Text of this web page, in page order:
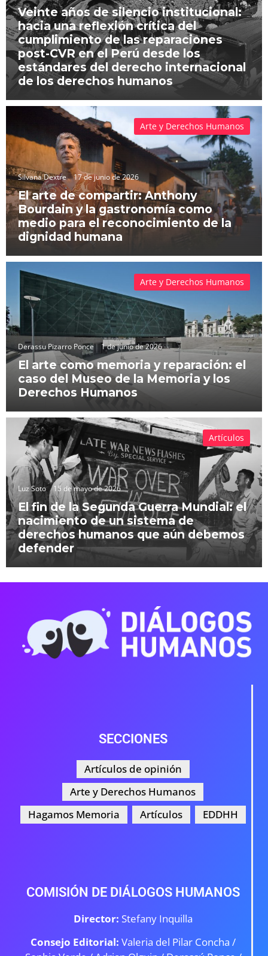
Veinte años de silencio institucional:
hacia una reflexión crítica del
cumplimiento de las reparaciones
post-CVR en el Perú desde los
estándares del derecho internacional
de los derechos humanos
Silvana Dextre 17 de junio de 2026
El arte de compartir: Anthony
Bourdain y la gastronomía como
medio para el reconocimiento de la
dignidad humana
Arte y Derechos Humanos
Derassu Pizarro Ponce 1 de junio de 2026
El arte como memoria y reparación: el
caso del Museo de la Memoria y los
Derechos Humanos
Arte y Derechos Humanos
Luz Soto 15 de mayo de 2026
El fin de la Segunda Guerra Mundial: el
nacimiento de un sistema de
derechos humanos que aún debemos
defender
Artículos
SECCIONES
Artículos de opinión
Arte y Derechos Humanos
Hagamos Memoria
Artículos EDDHH
COMISIÓN DE DIÁLOGOS HUMANOS
Director: Stefany Inquilla
Consejo Editorial: Valeria del Pilar Concha /